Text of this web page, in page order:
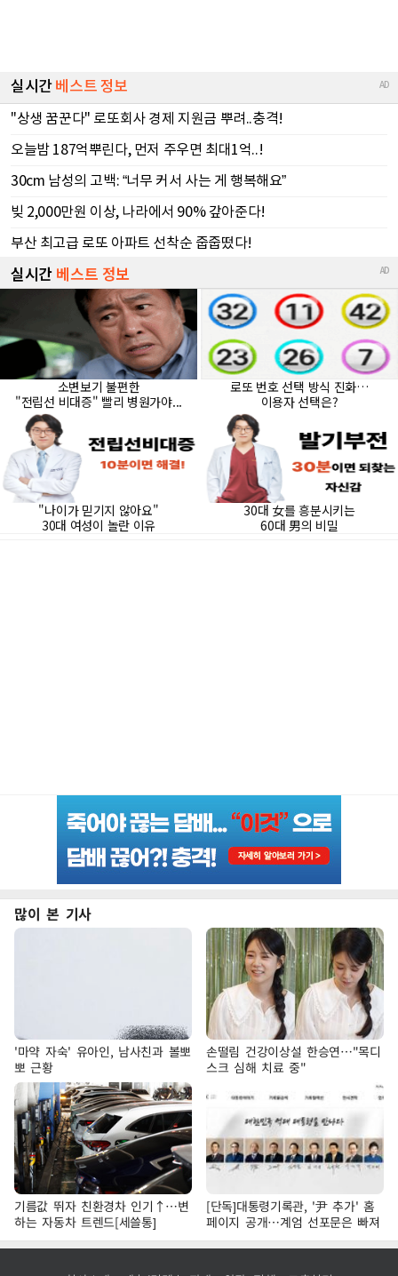
많이 본 기사
'마약 자숙' 유아인, 남사친과 볼뽀
뽀 근황
손떨림 건강이상설 한승연…"목디
스크 심해 치료 중"
기름값 뛰자 친환경차 인기↑…변
하는 자동차 트렌드[세쓸통]
[단독]대통령기록관, '尹 추가' 홈
페이지 공개…계엄 선포문은 빠져